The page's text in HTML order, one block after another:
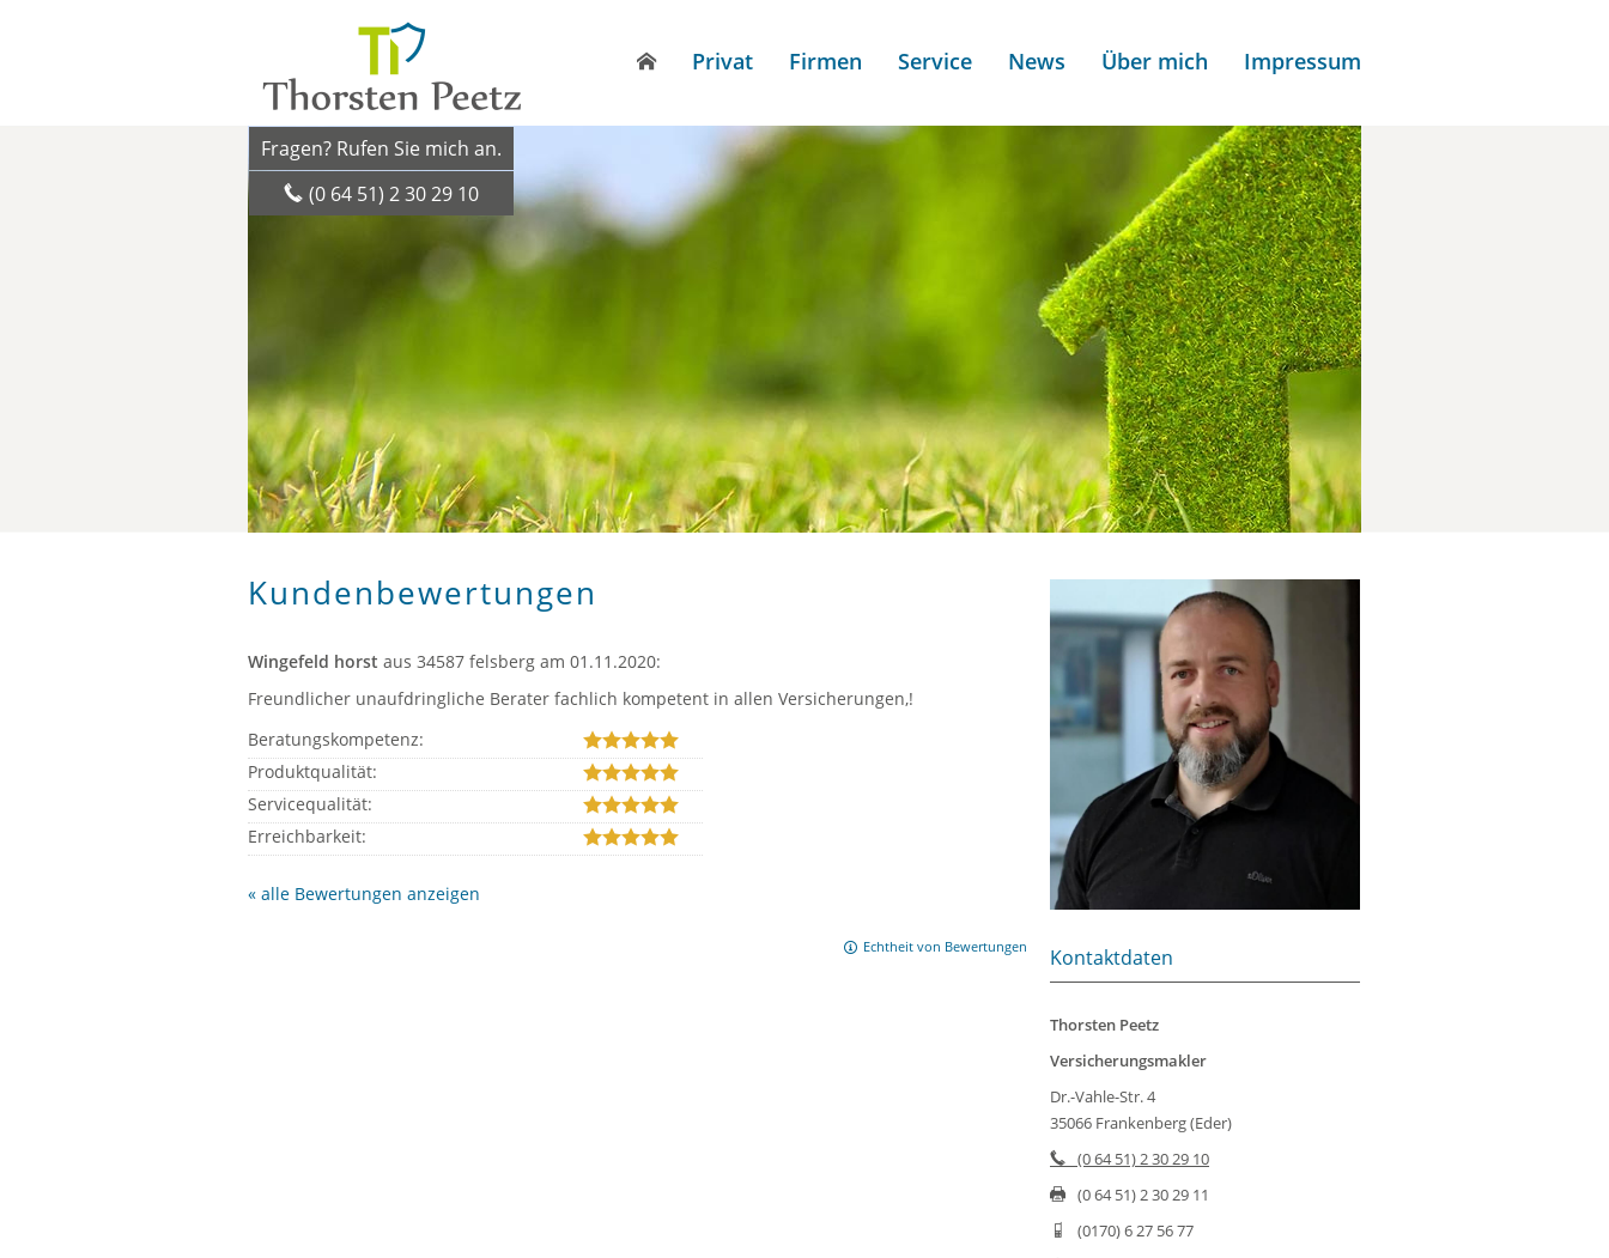
Privat Firmen Service News Über mich Impressum
Fragen? Rufen Sie mich an.
(0 64 51) 2 30 29 10
Kontaktdaten
Thorsten Peetz
Versicherungsmakler
Dr.-Vahle-Str. 4
35066 Frankenberg (Eder)
(0 64 51) 2 30 29 10
(0 64 51) 2 30 29 11
(0170) 6 27 56 77
Kundenbewertungen
Wingefeld horst aus 34587 felsberg am 01.11.2020:
Freundlicher unaufdringliche Berater fachlich kompetent in allen Versicherungen,!
Beratungskompetenz:
Produktqualität:
Servicequalität:
Erreichbarkeit:
« alle Bewertungen anzeigen
Echtheit von Bewertungen